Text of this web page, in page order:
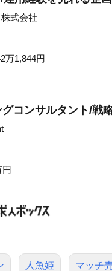
式会社
万1,844円
コンサルタント/戦
円
人魚姫 マッチ